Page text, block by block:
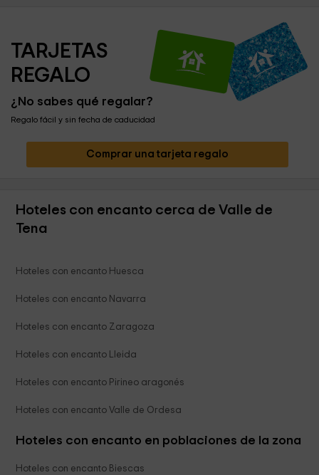
TARJETAS
REGALO
¿No sabes qué regalar?
Regalo fácil y sin fecha de caducidad
Comprar una tarjeta regalo
Hoteles con encanto cerca de Valle de
Tena
Hoteles con encanto Huesca
Hoteles con encanto Navarra
Hoteles con encanto Zaragoza
Hoteles con encanto Lleida
Hoteles con encanto Pirineo aragonés
Hoteles con encanto Valle de Ordesa
Hoteles con encanto en poblaciones de la zona
Hoteles con encanto Biescas